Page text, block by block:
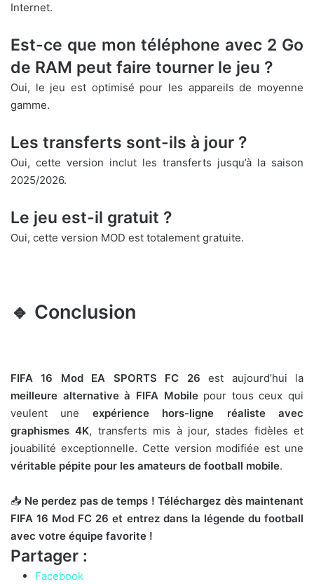
Internet.
Est-ce que mon téléphone avec 2 Go
de RAM peut faire tourner le jeu ?
Oui, le jeu est optimisé pour les appareils de moyenne
gamme.
Les transferts sont-ils à jour ?
Oui, cette version inclut les transferts jusqu’à la saison
2025/2026.
Le jeu est-il gratuit ?
Oui, cette version MOD est totalement gratuite.
🔹 Conclusion
FIFA 16 Mod EA SPORTS FC 26 est aujourd’hui la
meilleure alternative à FIFA Mobilepour tous ceux qui
veulent une expérience hors-ligne réaliste avec
graphismes 4K, transferts mis à jour, stades fidèles et
jouabilité exceptionnelle. Cette version modifiée est une
véritable pépite pour les amateurs de football mobile.
📥 Ne perdez pas de temps ! Téléchargez dès maintenant
FIFA 16 Mod FC 26 et entrez dans la légende du football
avec votre équipe favorite !
Partager :
Facebook